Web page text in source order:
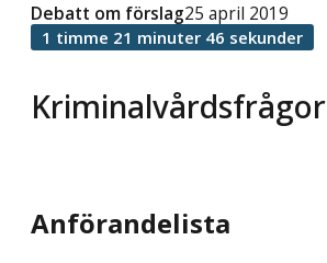
Kriminalvårdsfrågor
Debatt om förslag25 april 2019
1 timme 21 minuter 46 sekunder
Anförandelista